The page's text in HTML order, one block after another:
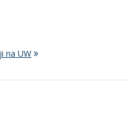
na UW